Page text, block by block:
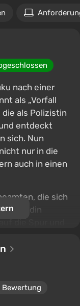
nach einer
als „Vorfall
die als Polizistin
entdeckt
sich. Nun
nur in die
auch in einen
die sich
Heldin
von
hat. Die